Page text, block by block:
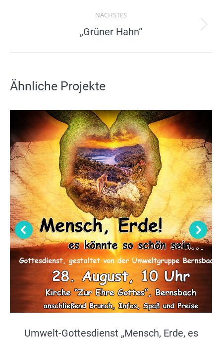
NÄCHSTES
Next
„Grüner Hahn“
Ähnliche Projekte
Umwelt-Gottesdienst „Mensch, Erde, es